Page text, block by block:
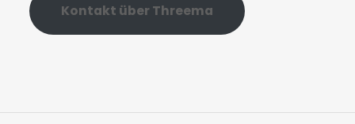
Kontakt über Threema